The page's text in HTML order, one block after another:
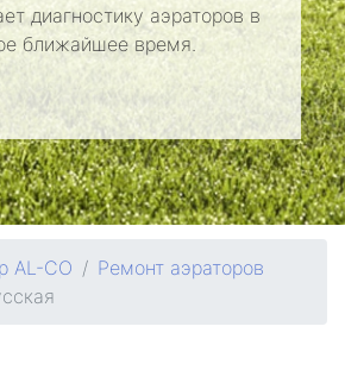
диагностику аэраторов в
ближайшее время.
AL-CO
Ремонт аэраторов